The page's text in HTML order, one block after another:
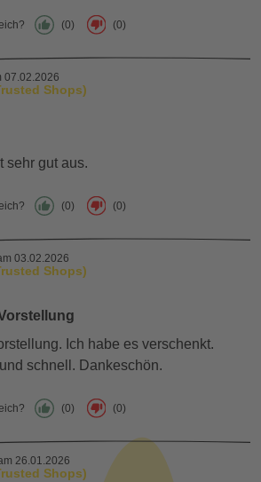
(0) (0)
07.02.2026
Shops)
sehr gut aus.
(0) (0)
03.02.2026
Shops)
Ich habe es verschenkt.
schnell. Dankeschön.
(0) (0)
26.01.2026
Shops)